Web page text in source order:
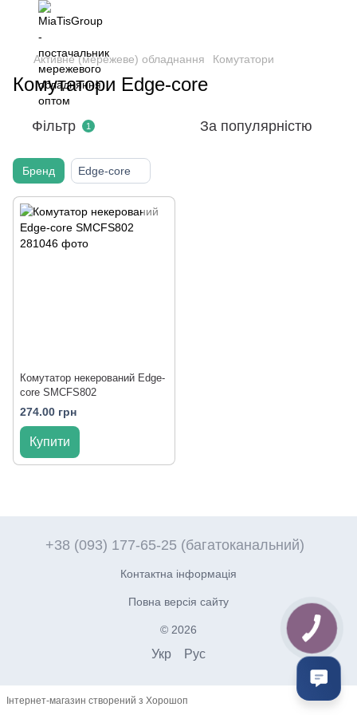
Активне (мережеве) обладнання Комутатори
Комутатори Edge-core
Фільтр 1 За популярністю
Бренд Edge-core
Комутатор некерований Edge-
core SMCFS802
274.00 грн
Купити
+38 (093) 177-65-25 (багатоканальний)
Контактна інформація
Повна версія сайту
© 2026
Укр Рус
Інтернет-магазин створений з Хорошоп